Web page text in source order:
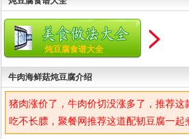
炖豆腐食谱大全
牛肉海鲜菇炖豆腐介绍
猪肉涨价了，牛肉价切没涨多了，推荐
吃不长膘，聚餐网推荐这道配韧豆腐一